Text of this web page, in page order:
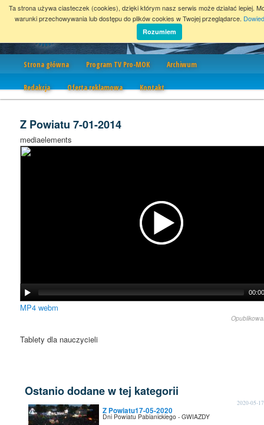
Strona główna Program TV Pro-MOK Archiwum
Redakcja Oferta reklamowa Kontakt
Z Powiatu 7-01-2014
mediaelements
MP4 webm
Tablety dla nauczycieli
Ostanio dodane w tej kategorii
Z Powiatu17-05-2020
2020-05-17
Dni Powiatu Pabianickiego - GWIAZDY
Ta strona używa ciasteczek (cookies), dzięki którym nasz serwis może działać lepiej.
warunki przechowywania lub dostępu do plików cookies w Twojej przeglądarce.
Rozumiem